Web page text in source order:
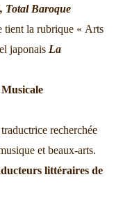
Total Baroque
tient la rubrique « Arts
japonais La
Musicale
recherchée
et beaux-arts.
littéraires de